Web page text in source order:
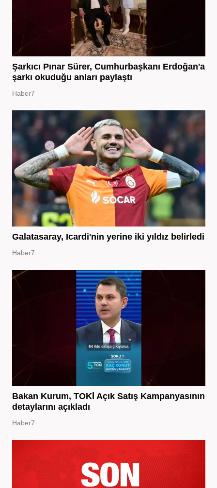
Şarkıcı Pınar Sürer, Cumhurbaşkanı Erdoğan'a
şarkı okuduğu anları paylaştı
Haber7
Galatasaray, Icardi'nin yerine iki yıldız belirledi
Haber7
Bakan Kurum, TOKİ Açık Satış Kampanyasının
detaylarını açıkladı
Haber7